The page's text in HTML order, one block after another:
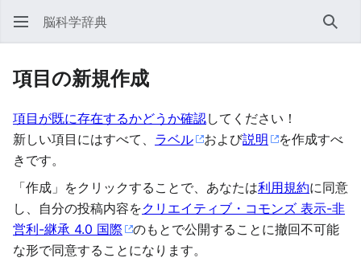
脳科学辞典 検索
項目の新規作成
項目が既に存在するかどうか確認してください！
新しい項目にはすべて、 ラベル および説明
を作成すべ
きです。
「作成」をクリックすることで、あなたは利用規約に同意
し、自分の投稿内容をクリエイティブ・コモンズ 表示-非
営利-継承 4.0 国際
のもとで公開することに撤回不可能
な形で同意することになります。